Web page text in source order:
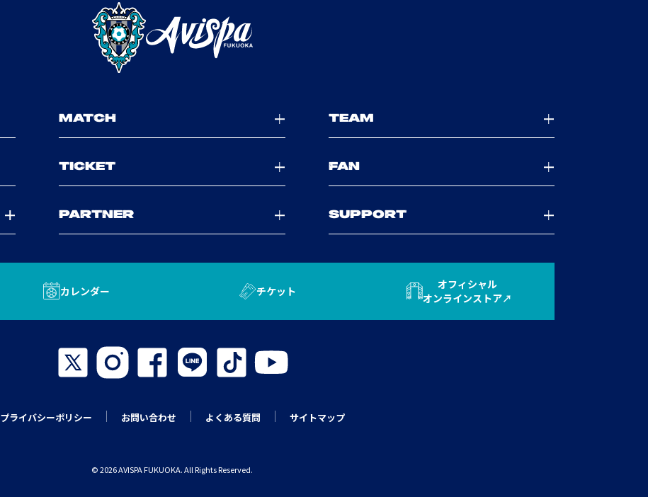
MATCH TEAM
TICKET FAN
PARTNER SUPPORT
カレンダー チケット
オフィシャル
オンラインストア
プライバシーポリシー お問い合わせ よくある質問 サイトマップ
© 2026 AVISPA FUKUOKA. All Rights Reserved.